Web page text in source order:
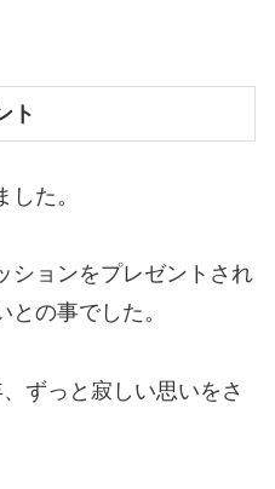
ト
た。
ションをプレゼントされ
の事でした。
ずっと寂しい思いをさ